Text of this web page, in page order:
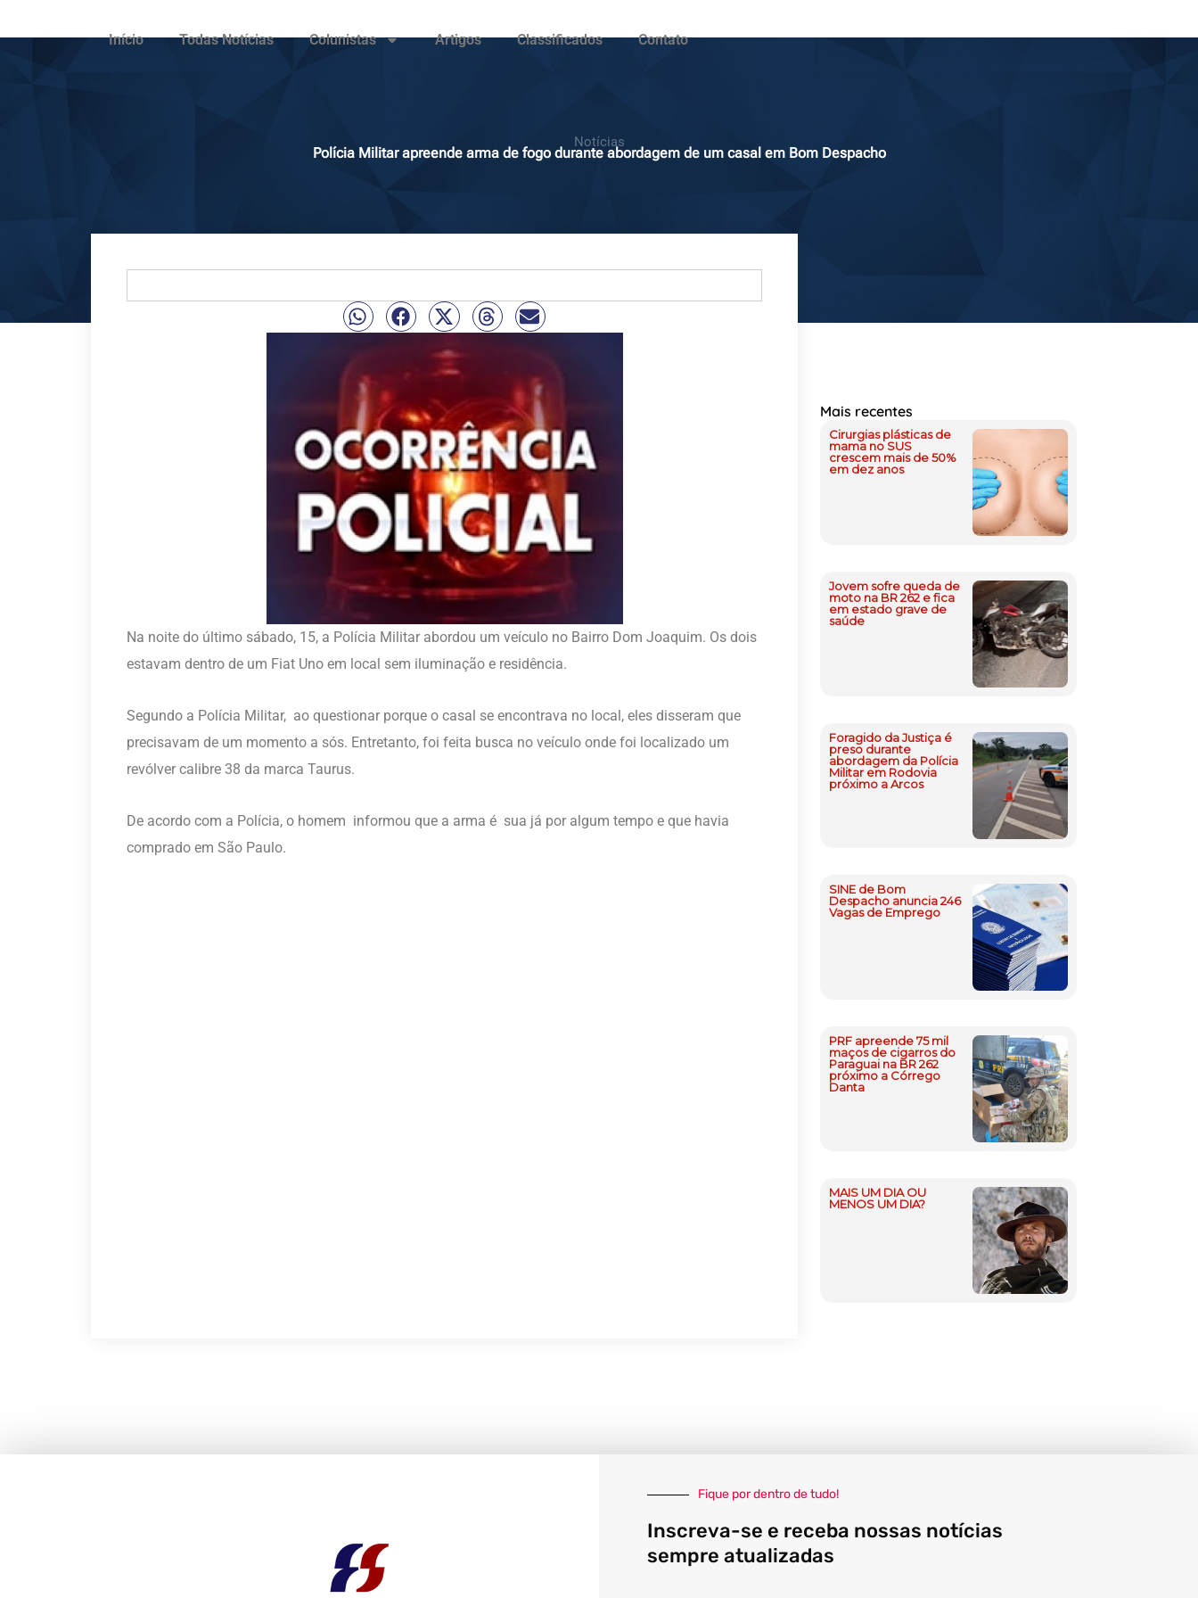
Início Todas Notícias Colunistas Artigos Classificados Contato
Notícias
Polícia Militar apreende arma de fogo durante abordagem de um casal em Bom Despacho
Na noite do último sábado, 15, a Polícia Militar abordou um veículo no Bairro Dom Joaquim. Os dois
estavam dentro de um Fiat Uno em local sem iluminação e residência.
Segundo a Polícia Militar, ao questionar porque o casal se encontrava no local, eles disseram que
precisavam de um momento a sós. Entretanto, foi feita busca no veículo onde foi localizado um
revólver calibre 38 da marca Taurus.
De acordo com a Polícia, o homem informou que a arma é sua já por algum tempo e que havia
comprado em São Paulo.
Mais recentes
Cirurgias plásticas de
mama no SUS
crescem mais de 50%
em dez anos
Jovem sofre queda de
moto na BR 262 e fica
em estado grave de
saúde
Foragido da Justiça é
preso durante
abordagem da Polícia
Militar em Rodovia
próximo a Arcos
SINE de Bom
Despacho anuncia 246
Vagas de Emprego
PRF apreende 75 mil
maços de cigarros do
Paraguai na BR 262
próximo a Córrego
Danta
MAIS UM DIA OU
MENOS UM DIA?
Fique por dentro de tudo!
Inscreva-se e receba nossas notícias
sempre atualizadas